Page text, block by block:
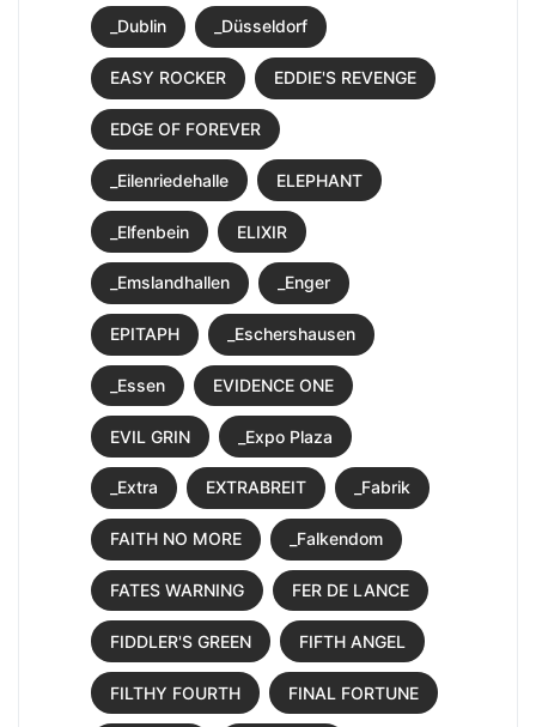
_Dublin _Düsseldorf
EASY ROCKER EDDIE'S REVENGE
EDGE OF FOREVER
_Eilenriedehalle ELEPHANT
_Elfenbein ELIXIR
_Emslandhallen _Enger
EPITAPH _Eschershausen
_Essen EVIDENCE ONE
EVIL GRIN _Expo Plaza
_Extra EXTRABREIT _Fabrik
FAITH NO MORE _Falkendom
FATES WARNING FER DE LANCE
FIDDLER'S GREEN FIFTH ANGEL
FILTHY FOURTH FINAL FORTUNE